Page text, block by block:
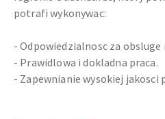
potrafi wykonywac:
- Odpowiedzialnosc za obsluge
- Prawidlowa i dokladna praca.
- Zapewnianie wysokiej jakosci